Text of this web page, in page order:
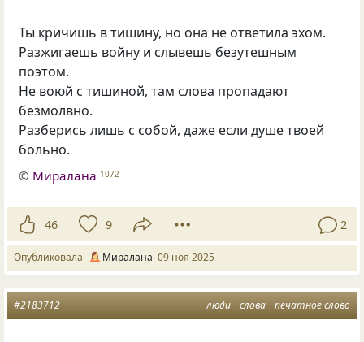
Ты кричишь в тишину, но она не ответила эхом.
Разжигаешь войну и слывешь безутешным
поэтом.
Не воюй с тишиной, там слова пропадают
безмолвно.
Разберись лишь с собой, даже если душе твоей
больно.
© Миралана 1072
46 9 2
Опубликовала Миралана 09 ноя 2025
люди слова печатное слово
#2183712